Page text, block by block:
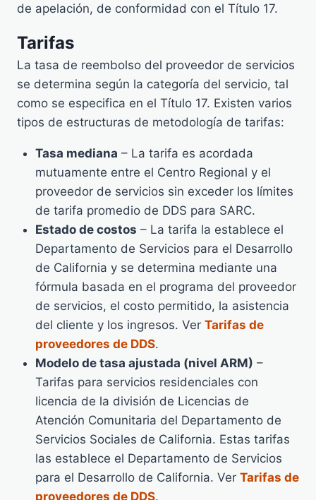
de apelación, de conformidad con el Título 17.
Tarifas
La tasa de reembolso del proveedor de servicios
se determina según la categoría del servicio, tal
como se especifica en el Título 17. Existen varios
tipos de estructuras de metodología de tarifas:
Tasa mediana – La tarifa es acordada
mutuamente entre el Centro Regional y el
proveedor de servicios sin exceder los límites
de tarifa promedio de DDS para SARC.
Estado de costos – La tarifa la establece el
Departamento de Servicios para el Desarrollo
de California y se determina mediante una
fórmula basada en el programa del proveedor
de servicios, el costo permitido, la asistencia
del cliente y los ingresos. Ver Tarifas de
proveedores de DDS.
Modelo de tasa ajustada (nivel ARM) –
Tarifas para servicios residenciales con
licencia de la división de Licencias de
Atención Comunitaria del Departamento de
Servicios Sociales de California. Estas tarifas
las establece el Departamento de Servicios
para el Desarrollo de California. Ver Tarifas de
proveedores de DDS.